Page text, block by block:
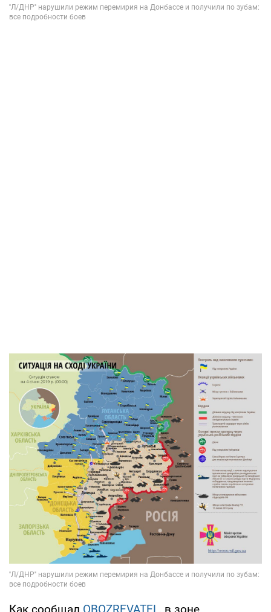
Как сообщал OBOZREVATEL , в зоне